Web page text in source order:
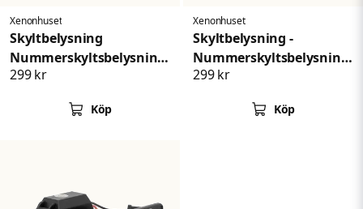
Xenonhuset
Skyltbelysning
Nummerskyltsbelysning
Nissan Cefiro Fuga
299 kr
Köp
Xenonhuset
Skyltbelysning -
Nummerskyltsbelysning
Nissan Navara
299 kr
Köp